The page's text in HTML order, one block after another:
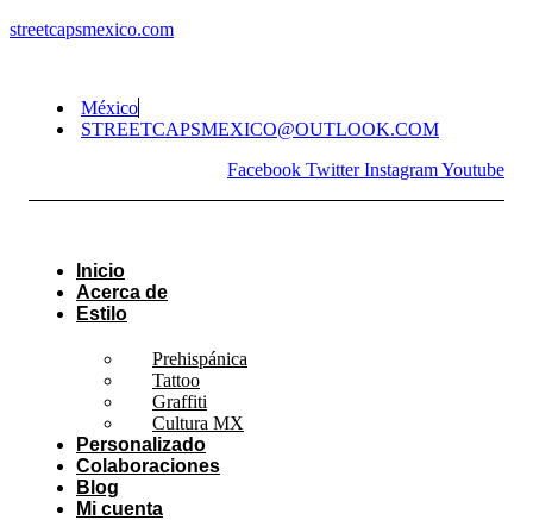
streetcapsmexico.com
México
STREETCAPSMEXICO@OUTLOOK.COM​
Facebook Twitter InstagramYoutube
Inicio
Acerca de
Estilo
Prehispánica
Tattoo
Graffiti
Cultura MX
Personalizado
Colaboraciones
Blog
Mi cuenta